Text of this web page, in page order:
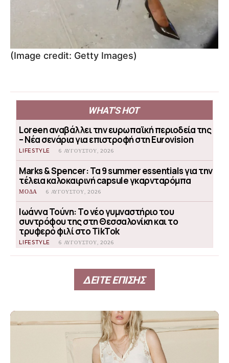
(Image credit: Getty Images)
WHAT'S HOT
Loreen αναβάλλει την ευρωπαϊκή περιοδεία της
– Νέα σενάρια για επιστροφή στη Eurovision
LIFESTYLE 6 ΑΥΓΟΎΣΤΟΥ, 2026
Marks & Spencer: Τα 9 summer essentials για την
τέλεια καλοκαιρινή capsule γκαρνταρόμπα
ΜΟΔΑ 6 ΑΥΓΟΎΣΤΟΥ, 2026
Ιωάννα Τούνη: Το νέο γυμναστήριο του
συντρόφου της στη Θεσσαλονίκη και το
τρυφερό φιλί στο TikTok
LIFESTYLE 6 ΑΥΓΟΎΣΤΟΥ, 2026
ΔΕΙΤΕ ΕΠΙΣΗΣ